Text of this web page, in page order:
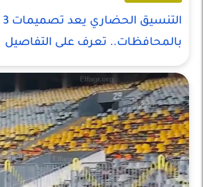
بالمحافظات.. تعرف على التفاصيل